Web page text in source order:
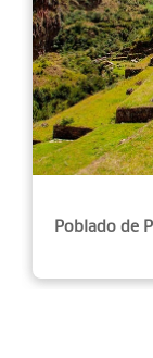
Poblado de